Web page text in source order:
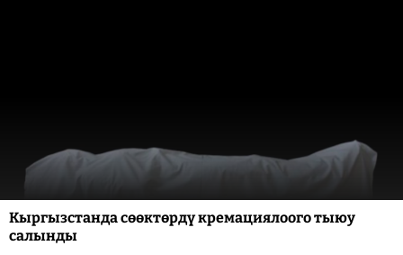
Кыргызстанда сөөктөрдү кремациялоого тыюу
салынды